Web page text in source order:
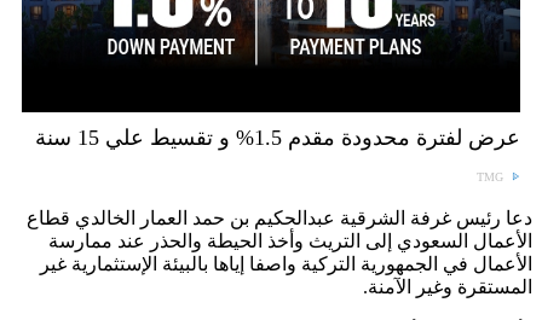
عرض لفترة محدودة مقدم 1.5% و تقسيط علي 15 سنة
TMG
‏دعا رئيس غرفة الشرقية عبدالحكيم بن حمد العمار الخالدي قطاع
الأعمال السعودي إلى التريث وأخذ الحيطة والحذر عند ممارسة
الأعمال في الجمهورية التركية واصفا إياها بالبيئة الإستثمارية غير
المستقرة وغير الآمنة.